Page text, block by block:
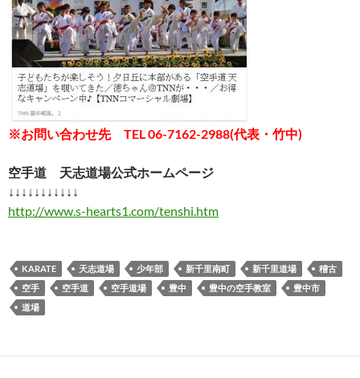
※お問い合わせ先 TEL 06-7162-2988(代表・竹中)
空手道 天志道場公式ホームページ
↓↓↓↓↓↓↓↓↓↓↓
http://www.s-hearts1.com/tenshi.htm
KARATE 天志道場 少年部 新千里南町 新千里道場
稽古
空手
空手道 空手道場 豊中 豊中の空手教室
豊中市
道場